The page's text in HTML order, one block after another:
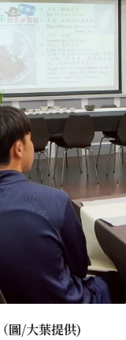
圖/大葉提供)